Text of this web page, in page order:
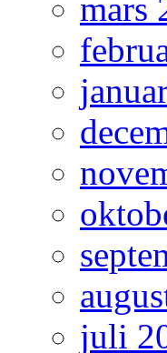
mars
juli